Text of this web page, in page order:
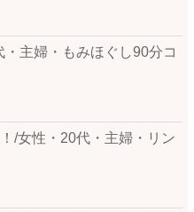
・主婦・もみほぐし90分コ
/女性・20代・主婦・リン